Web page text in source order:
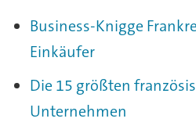
Business-Knigge
Einkäufer
Die 15 größten
Unternehmen